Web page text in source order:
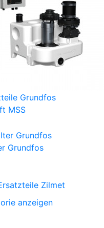
Grundfos
MSS
Grundfos
Zilmet
anzeigen